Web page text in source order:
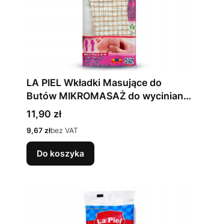
LA PIEL Wkładki Masujące do
Butów MIKROMASAŻ do wyciniania
(36 – 46)
Cena
11,90 zł
Cena
9,67 złbez VAT
Do koszyka